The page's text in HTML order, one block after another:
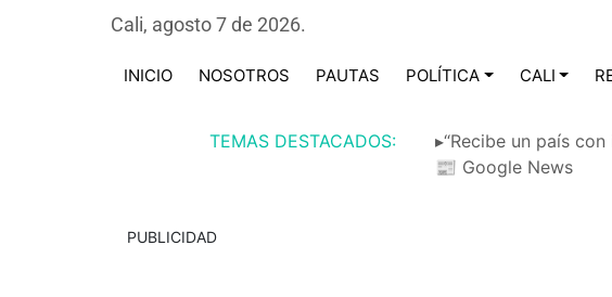
Cali, agosto 7 de 2026.
INICIO NOSOTROS PAUTAS POLÍTICA CALI
TEMAS DESTACADOS: ▸“Recibe un país
📰 Google News
PUBLICIDAD